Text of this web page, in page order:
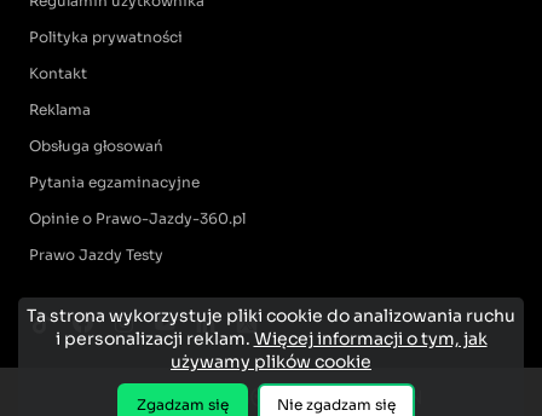
Polityka prywatności
Kontakt
Reklama
Obsługa głosowań
Pytania egzaminacyjne
Opinie o Prawo-Jazdy-360.pl
Prawo Jazdy Testy
Ta strona wykorzystuje pliki cookie do analizowania ruchu
i personalizacji reklam. Więcej informacji o tym, jak
używamy plików cookie
Zgadzam się Nie zgadzam się